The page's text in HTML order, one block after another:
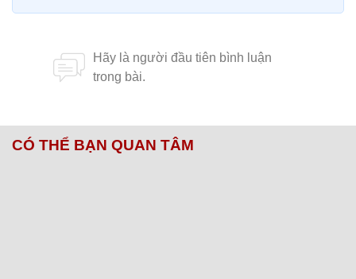
CÓ THỂ BẠN QUAN TÂM